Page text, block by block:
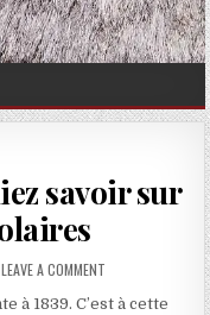
savoir sur
LEAVE A COMMENTON TOUT CE QUE
à 1839. C’est à cette